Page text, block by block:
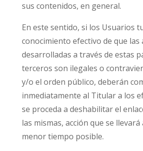
sus contenidos, en general.
En este sentido, si los Usuarios
conocimiento efectivo de que las
desarrolladas a través de estas
terceros son ilegales o
y/o el orden público, deberán
inmediatamente al Titular a los
se proceda a deshabilitar el
las mismas, acción que se llevará
menor tiempo posible.